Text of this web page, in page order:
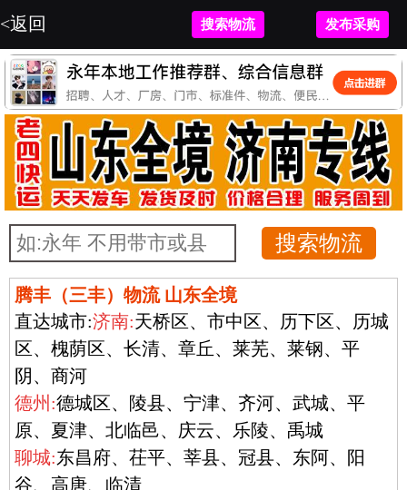
<返回 联系平台客户 发布采购
<返回 搜索物流 发布采购
腾丰（三丰）物流 山东全境
直达城市:济南:天桥区、市中区、历下区、历城
区、槐荫区、长清、章丘、莱芜、莱钢、平
阴、商河
德州:德城区、陵县、宁津、齐河、武城、平
原、夏津、北临邑、庆云、乐陵、禹城
聊城:东昌府、茌平、莘县、冠县、东阿、阳
谷、高唐、临清